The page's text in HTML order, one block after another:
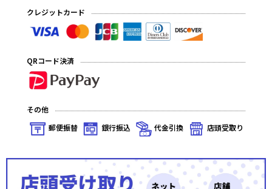
クレジットカード
QRコード決済
その他
郵便振替
銀行振込 代金引換 店頭受取り